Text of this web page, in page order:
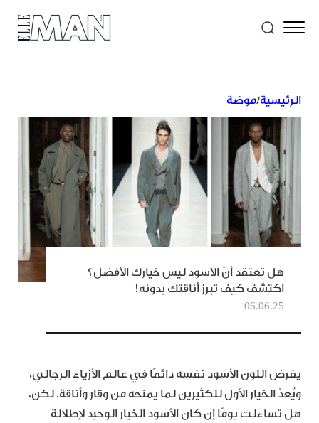
الرئيسية/موضة
هل تعتقد أنّ الأسود ليس خيارك الأفضل؟
اكتشف كيف تبرز أناقتك بدونه!
06.06.25
يفرض اللون الأسود نفسه دائمًا في عالم الأزياء الرجالي،
ويُعدّ الخيار الأول للكثيرين لما يمنحه من وقار وأناقة. لكن،
هل تساءلت يومًا إن كان الأسود الخيار الوحيد لإطلالة